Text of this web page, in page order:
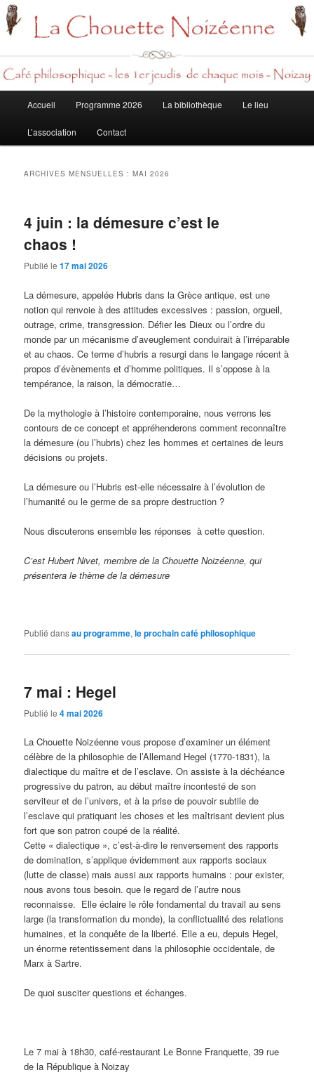
principal
Aller
au
Aller
au
Accueil Programme 2026 La bibliothèque Le lieu
L’association Contact
ARCHIVES MENSUELLES :MAI 2026
4 juin : la démesure c’est le
chaos !
Publié le17 mai 2026
La démesure, appelée Hubris dans la Grèce antique, est une
notion qui renvoie à des attitudes excessives : passion, orgueil,
outrage, crime, transgression. Défier les Dieux ou l’ordre du
monde par un mécanisme d’aveuglement conduirait à l’irréparable
et au chaos. Ce terme d’hubris a resurgi dans le langage récent à
propos d’évènements et d’homme politiques. Il s’oppose à la
tempérance, la raison, la démocratie…
De la mythologie à l’histoire contemporaine, nous verrons les
contours de ce concept et appréhenderons comment reconnaître
la démesure (ou l’hubris) chez les hommes et certaines de leurs
décisions ou projets.
La démesure ou l’Hubris est-elle nécessaire à l’évolution de
l’humanité ou le germe de sa propre destruction ?
Nous discuterons ensemble les réponses à cette question.
C’est Hubert Nivet, membre de la Chouette Noizéenne, qui
présentera le thème de la démesure
Publié dansau programme,le prochain café philosophique
7 mai : Hegel
Publié le4 mai 2026
La Chouette Noizéenne vous propose d’examiner un élément
célèbre de la philosophie de l’Allemand Hegel (1770-1831), la
dialectique du maître et de l’esclave. On assiste à la déchéance
progressive du patron, au début maître incontesté de son
serviteur et de l’univers, et à la prise de pouvoir subtile de
l’esclave qui pratiquant les choses et les maîtrisant devient plus
fort que son patron coupé de la réalité.
Cette « dialectique », c’est-à-dire le renversement des rapports
de domination, s’applique évidemment aux rapports sociaux
(lutte de classe) mais aussi aux rapports humains : pour exister,
nous avons tous besoin. que le regard de l’autre nous
reconnaisse. Elle éclaire le rôle fondamental du travail au sens
large (la transformation du monde), la conflictualité des relations
humaines, et la conquête de la liberté. Elle a eu, depuis Hegel,
un énorme retentissement dans la philosophie occidentale, de
Marx à Sartre.
De quoi susciter questions et échanges.
Le 7 mai à 18h30, café-restaurant Le Bonne Franquette, 39 rue
de la République à Noizay